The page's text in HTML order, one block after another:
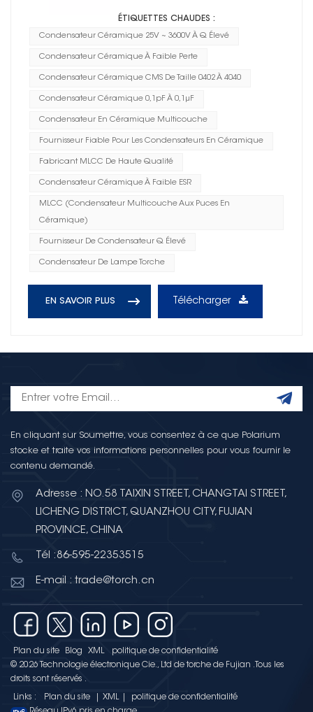
ÉTIQUETTES CHAUDES :
Condensateur Céramique 25V ~ 3600V À Q Élevé
Condensateur Céramique À Faible Perte
Condensateur Céramique CMS De Taille 0402 À 4040
Condensateur Céramique 0,1pF À 0,1μF
Condensateur En Céramique Multicouche
Fournisseur Fiable Pour Les Condensateurs En Céramique
Fabricant MLCC De Haute Qualité
Condensateur Céramique À Faible ESR
MLCC (condensateur Multicouche Aux Puces En
Céramique)
Fournisseur De Condensateur Q Élevé
Condensateur De Lampe Torche
EN SAVOIR PLUS Télécharger
En cliquant sur Soumettre, vous consentez à ce que Polarium
stocke et traite vos informations personnelles pour vous fournir le
contenu demandé.
Adresse : NO.58 TAIXIN STREET, CHANGTAI STREET,
LICHENG DISTRICT, QUANZHOU CITY, FUJIAN
PROVINCE, CHINA
Tél :86-595-22353515
E-mail : trade@torch.cn
Plan du site Blog XML
politique de confidentialité
© 2026 Technologie électronique Cie., Ltd de torche de Fujian .Tous les
droits sont réservés .
Links : Plan du site XML
politique de confidentialité